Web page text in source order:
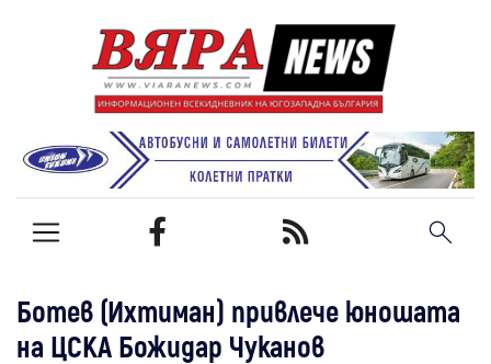
Ботев (Ихтиман) привлече юношата
на ЦСКА Божидар Чуканов